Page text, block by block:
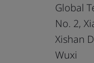
Global
No. 2,
Xishan
Wuxi